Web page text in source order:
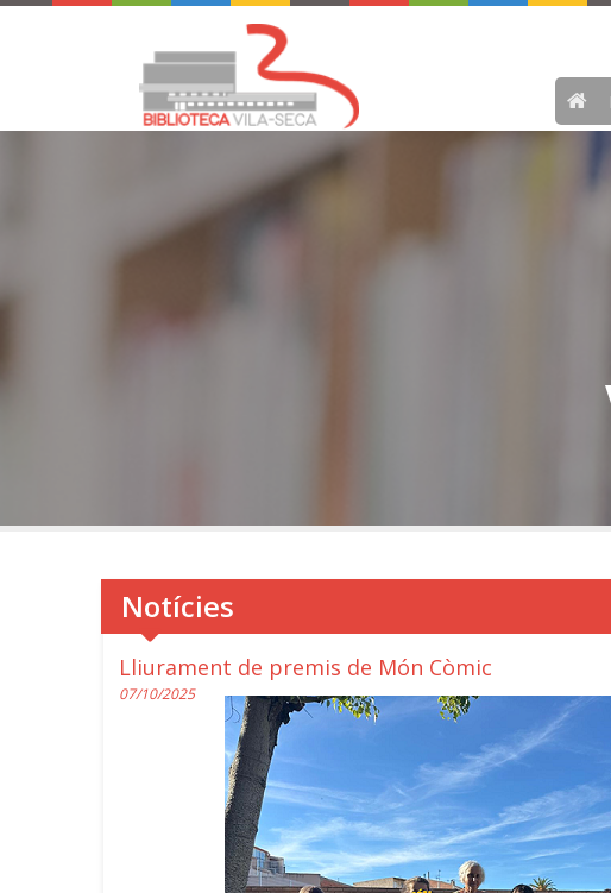
Notícies
Lliurament de premis de Món Còmic
07/10/2025